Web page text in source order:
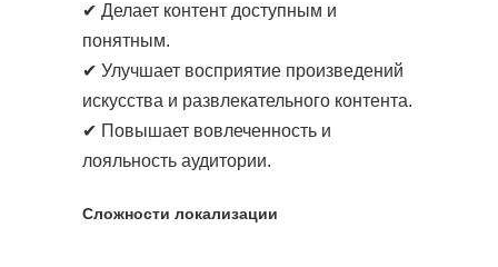
Сложности локализации
✔ Делает контент доступным и
понятным.
✔ Улучшает восприятие произведений
искусства и развлекательного контента.
✔ Повышает вовлеченность и
лояльность аудитории.